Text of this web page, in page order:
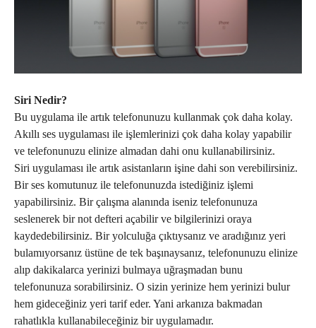
Siri Nedir?
Bu uygulama ile artık telefonunuzu kullanmak çok daha kolay.
Akıllı ses uygulaması ile işlemlerinizi çok daha kolay yapabilir
ve telefonunuzu elinize almadan dahi onu kullanabilirsiniz.
Siri uygulaması ile artık asistanların işine dahi son verebilirsiniz.
Bir ses komutunuz ile telefonunuzda istediğiniz işlemi
yapabilirsiniz. Bir çalışma alanında iseniz telefonunuza
seslenerek bir not defteri açabilir ve bilgilerinizi oraya
kaydedebilirsiniz. Bir yolculuğa çıktıysanız ve aradığınız yeri
bulamıyorsanız üstüne de tek başınaysanız, telefonunuzu elinize
alıp dakikalarca yerinizi bulmaya uğraşmadan bunu
telefonunuza sorabilirsiniz. O sizin yerinize hem yerinizi bulur
hem gideceğiniz yeri tarif eder. Yani arkanıza bakmadan
rahatlıkla kullanabileceğiniz bir uygulamadır.